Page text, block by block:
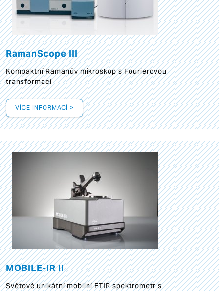
RamanScope III
Kompaktní Ramanův mikroskop s Fourierovou
transformací
VÍCE INFORMACÍ >
MOBILE-IR II
Světově unikátní mobilní FTIR spektrometr s